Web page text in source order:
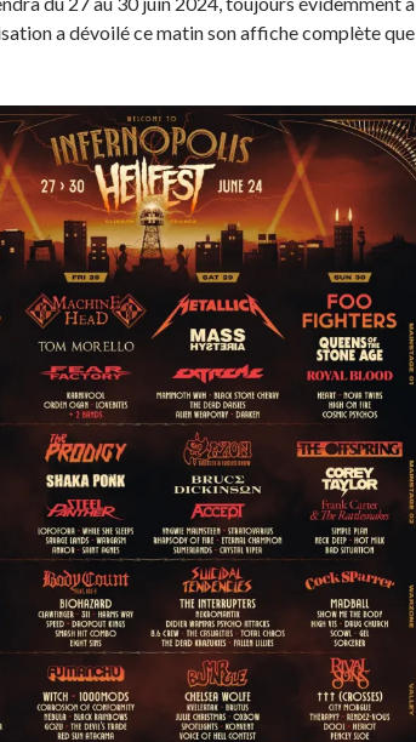
a dévoilé ce matin son affiche complète que